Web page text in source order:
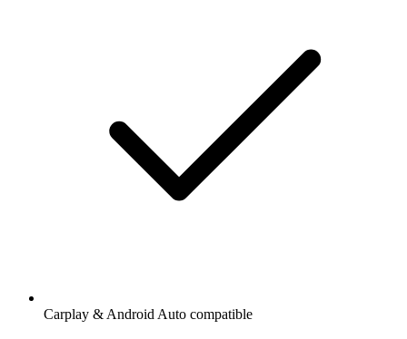
Carplay & Android Auto compatible